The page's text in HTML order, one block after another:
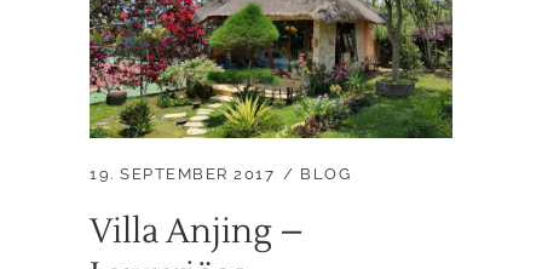
19. SEPTEMBER 2017 BLOG
Villa Anjing –